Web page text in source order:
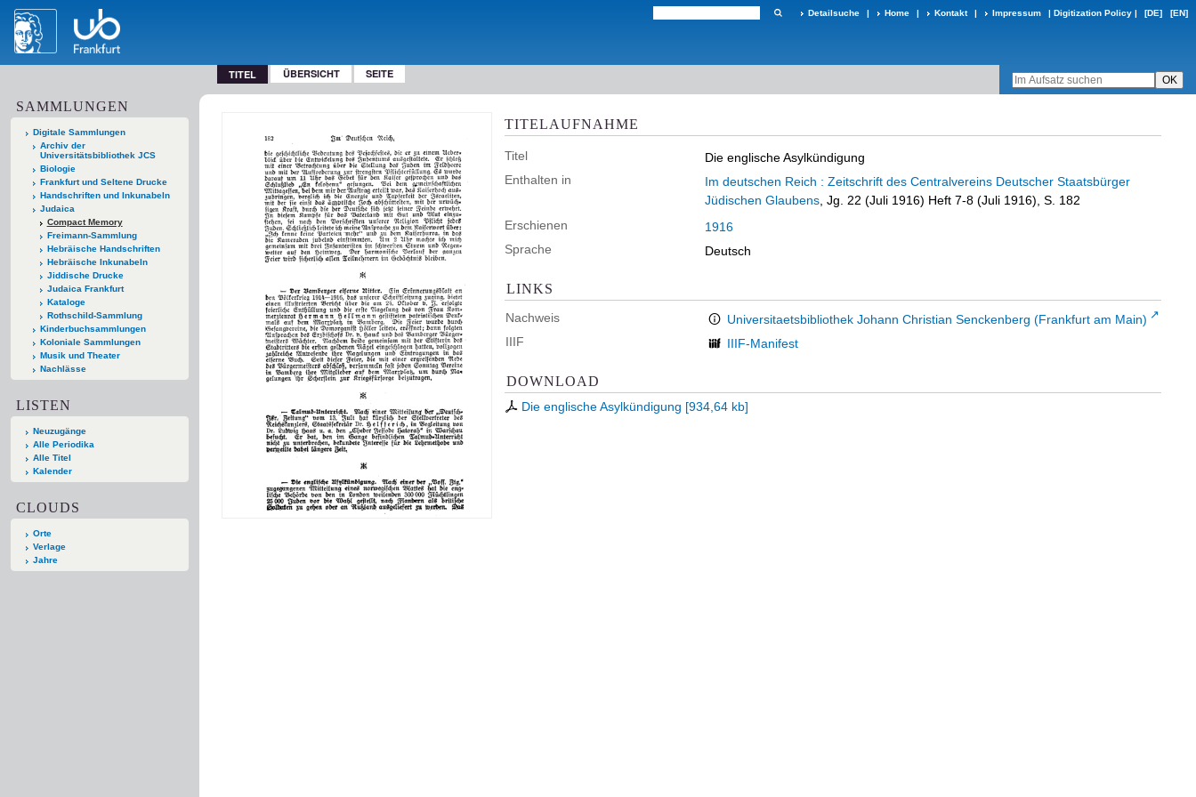
Detailsuche | Home | Kontakt | Impressum | Digitization Policy | [DE] [EN]
TITEL ÜBERSICHT SEITE
SAMMLUNGEN
Digitale Sammlungen
Archiv der
Universitätsbibliothek JCS
Biologie
Frankfurt und Seltene Drucke
Handschriften und Inkunabeln
Judaica
Compact Memory
Freimann-Sammlung
Hebräische Handschriften
Hebräische Inkunabeln
Jiddische Drucke
Judaica Frankfurt
Kataloge
Rothschild-Sammlung
Kinderbuchsammlungen
Koloniale Sammlungen
Musik und Theater
Nachlässe
LISTEN
Neuzugänge
Alle Periodika
Alle Titel
Kalender
CLOUDS
Orte
Verlage
Jahre
TITELAUFNAHME
Titel
Die englische Asylkündigung
Enthalten in
Im deutschen Reich : Zeitschrift des Centralvereins Deutscher Staatsbürger
Jüdischen Glaubens , Jg. 22 (Juli 1916) Heft 7-8 (Juli 1916), S. 182
Erschienen
1916
Sprache
Deutsch
LINKS
Nachweis
Universitaetsbibliothek Johann Christian Senckenberg (Frankfurt am Main)
IIIF
IIIF-Manifest
DOWNLOAD
Die englische Asylkündigung [934,64 kb]